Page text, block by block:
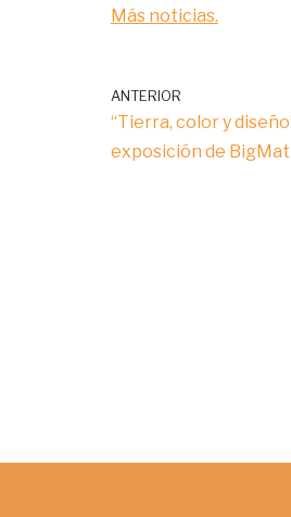
Más noticias.
ANTERIOR
“Tierra, color y
exposición de